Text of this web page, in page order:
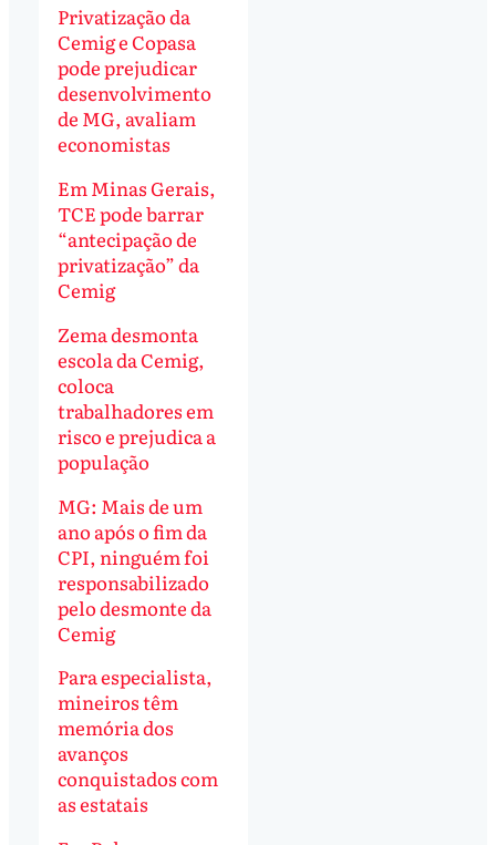
Privatização da
Cemig e Copasa
pode prejudicar
desenvolvimento
de MG, avaliam
economistas
Em Minas Gerais,
TCE pode barrar
“antecipação de
privatização” da
Cemig
Zema desmonta
escola da Cemig,
coloca
trabalhadores em
risco e prejudica a
população
MG: Mais de um
ano após o fim da
CPI, ninguém foi
responsabilizado
pelo desmonte da
Cemig
Para especialista,
mineiros têm
memória dos
avanços
conquistados com
as estatais